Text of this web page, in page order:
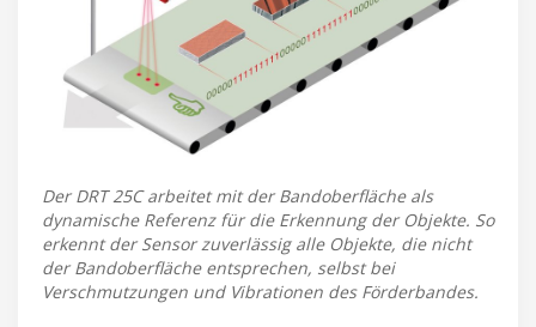
Der DRT 25C arbeitet mit der Bandoberfläche als
dynamische Referenz für die Erkennung der Objekte. So
erkennt der Sensor zuverlässig alle Objekte, die nicht
der Bandoberfläche entsprechen, selbst bei
Verschmutzungen und Vibrationen des Förderbandes.